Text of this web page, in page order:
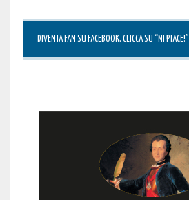
DIVENTA FAN SU FACEBOOK, CLICCA SU “MI PIACE!”